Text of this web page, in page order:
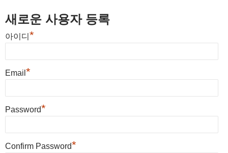
새로운 사용자 등록
아이디 *
Email *
Password*
Confirm Password*